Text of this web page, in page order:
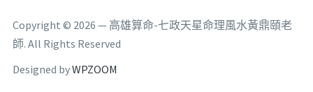
Copyright © 2026 — 高雄算命-七政天星命理風水黃鼎頤老
師. All Rights Reserved
Designed byWPZOOM